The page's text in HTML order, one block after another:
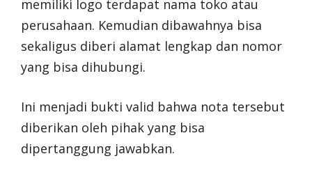
memiliki logo terdapat nama toko atau
perusahaan. Kemudian dibawahnya bisa
sekaligus diberi alamat lengkap dan nomor
yang bisa dihubungi.
Ini menjadi bukti valid bahwa nota tersebut
diberikan oleh pihak yang bisa
dipertanggung jawabkan.